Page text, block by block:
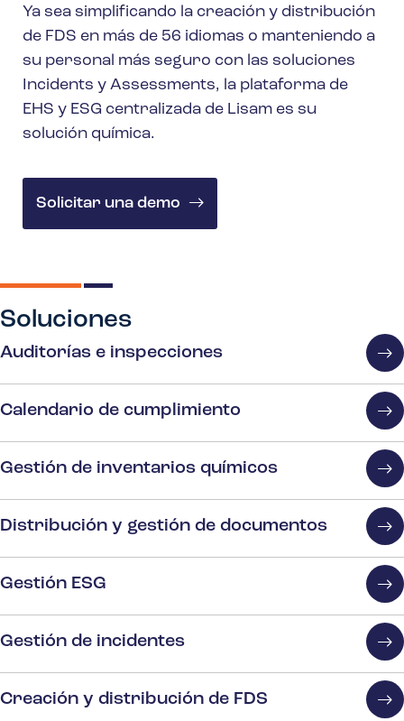
Ya sea simplificando la creación y distribución
de FDS en más de 56 idiomas o manteniendo a
su personal más seguro con las soluciones
Incidents y Assessments, la plataforma de
EHS y ESG centralizada de Lisam es su
solución química.
Solicitar una demo
Soluciones
Auditorías e inspecciones
Calendario de cumplimiento
Gestión de inventarios químicos
Distribución y gestión de documentos
Gestión ESG
Gestión de incidentes
Creación y distribución de FDS